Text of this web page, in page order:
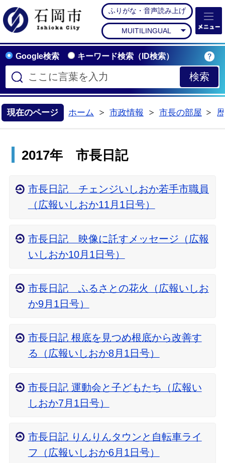
石岡市公式ホームペー
ふりがな・音声読み上げ
MUITILINGUAL
Google検索 キーワード検索（ID検索）
現在のページ ホーム
市政情報
市長の部屋
2017年 市長日記
市長日記 チェンジいしおか若手市職員
（広報いしおか11月1日号）
市長日記 映像に託すメッセージ（広報
いしおか10月1日号）
市長日記 ふるさとの花火（広報いしお
か9月1日号）
市長日記 根底を見つめ根底から改善す
る（広報いしおか8月1日号）
市長日記 運動会と子どもたち（広報い
しおか7月1日号）
市長日記 りんりんタウンと自転車ライ
フ（広報いしおか6月1日号）